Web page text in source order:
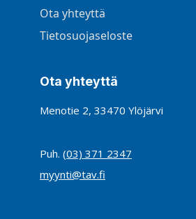
Ota yhteyttä
Tietosuojaseloste
Ota yhteyttä
Menotie 2, 33470 Ylöjärvi
Puh. (03) 371 2347
myynti@tav.fi